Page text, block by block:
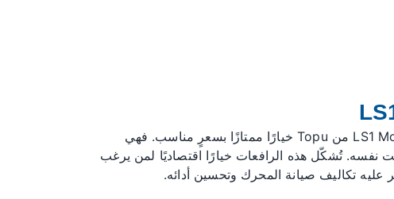
تُعدّ رافعات الصمامات LS1 Morel من Topu خيارًا ممتازًا بسعرٍ مناسب. فهي
نفسه. تُشكّل هذه الرافعات خيارًا اقتصاديًا لمن يرغب
تكاليف صيانة المحرك وتحسين أدائه.